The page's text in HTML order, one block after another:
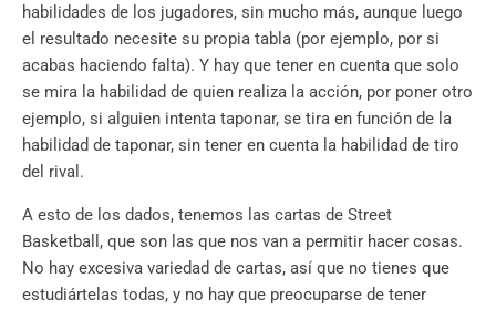
habilidades de los jugadores, sin mucho más, aunque luego
el resultado necesite su propia tabla (por ejemplo, por si
acabas haciendo falta). Y hay que tener en cuenta que solo
se mira la habilidad de quien realiza la acción, por poner otro
ejemplo, si alguien intenta taponar, se tira en función de la
habilidad de taponar, sin tener en cuenta la habilidad de tiro
del rival.
A esto de los dados, tenemos las cartas de Street
Basketball, que son las que nos van a permitir hacer cosas.
No hay excesiva variedad de cartas, así que no tienes que
estudiártelas todas, y no hay que preocuparse de tener